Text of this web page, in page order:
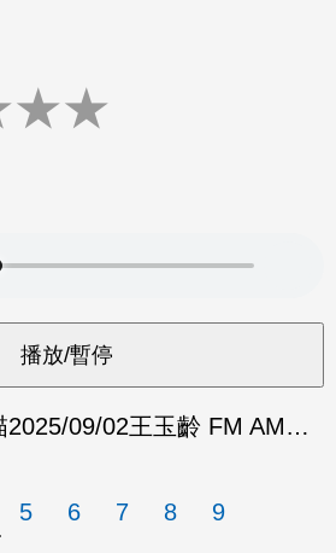
★★
2025/09/02王玉齡 FM AM…
5 6 7 8 9